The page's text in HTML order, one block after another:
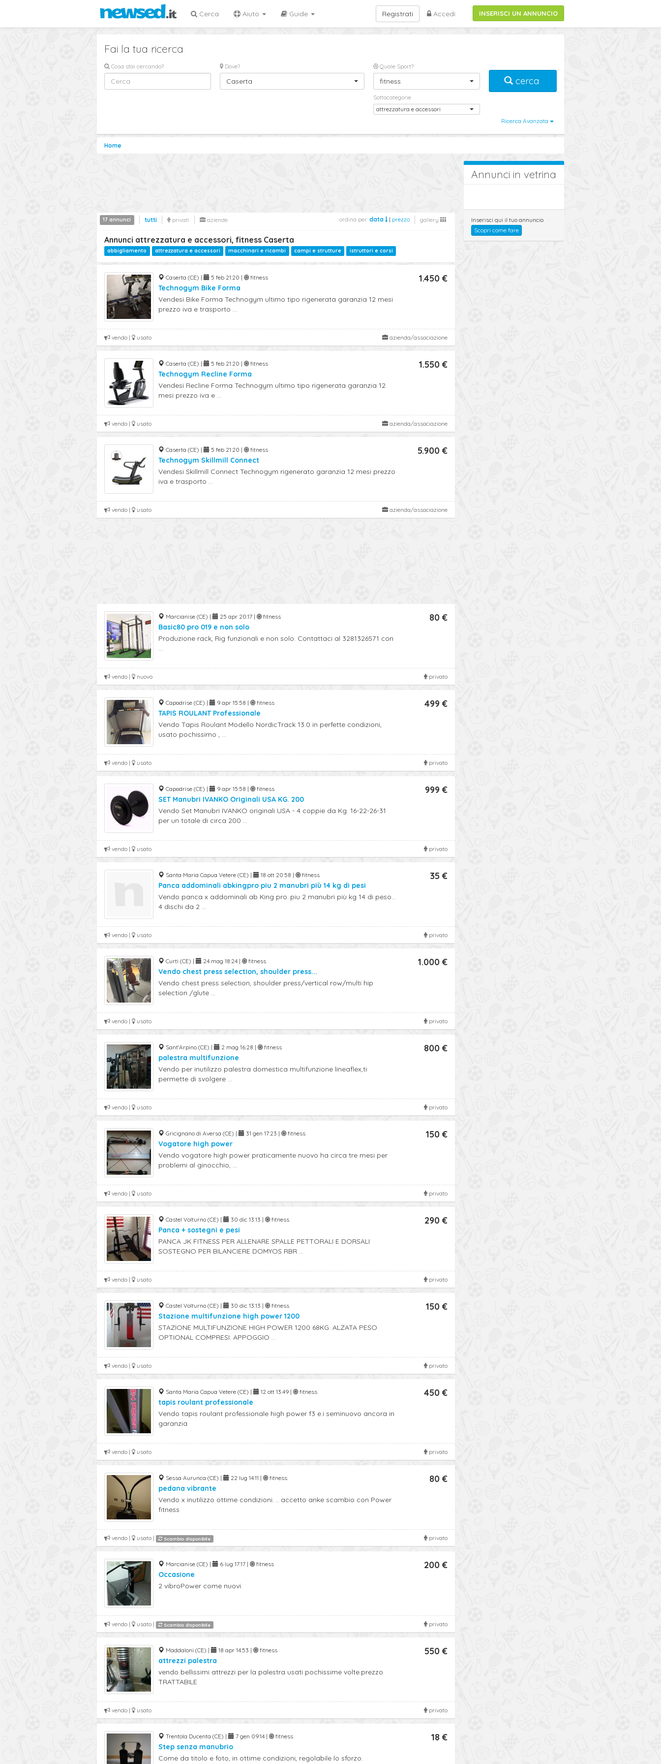
INSERISCI UN ANNUNCIO
Cerca Aiuto Guide Accedi
Registrati
Fai la tua ricerca
Cosa stai cercando? Dove?
Caserta
Quale Sport?
fitness
Sottocategorie
attrezzatura e accessori
cerca
Ricerca Avanzata
Home
tutti privati aziende
17 annunci ordina per: data | prezzo gallery
Annunci attrezzatura e accessori, fitness Caserta
abbigliamento attrezzatura e accessori macchinari e ricambi campi e strutture istruttori e corsi
Caserta (CE) | 5 feb 21:20 | fitness
Technogym Bike Forma
Vendesi Bike Forma Technogym ultimo tipo rigenerata garanzia 12 mesi
prezzo iva e trasporto ...
1.450 €
azienda/associazione
vendo | usato
Caserta (CE) | 5 feb 21:20 | fitness
Technogym Recline Forma
Vendesi Recline Forma Technogym ultimo tipo rigenerata garanzia 12
mesi prezzo iva e ...
1.550 €
azienda/associazione
vendo | usato
Caserta (CE) | 5 feb 21:20 | fitness
Technogym Skillmill Connect
Vendesi Skillmill Connect Technogym rigenerato garanzia 12 mesi prezzo
iva e trasporto ...
5.900 €
azienda/associazione
vendo | usato
Marcianise (CE) | 25 apr 20:17 | fitness
Basic80 pro 019 e non solo
Produzione rack, Rig funzionali e non solo. Contattaci al 3281326571 con
...
80 €
privato
vendo | nuovo
Capodrise (CE) | 9 apr 15:58 | fitness
TAPIS ROULANT Professionale
Vendo Tapis Roulant Modello NordicTrack 13.0 in perfette condizioni,
usato pochissimo , ...
499 €
privato
vendo | usato
Capodrise (CE) | 9 apr 15:58 | fitness
SET Manubri IVANKO Originali USA KG. 200
Vendo Set Manubri IVANKO originali USA - 4 coppie da Kg. 16-22-26-31
per un totale di circa 200 ...
999 €
privato
vendo | usato
Santa Maria Capua Vetere (CE) | 18 ott 20:58 | fitness
Panca addominali abkingpro piu 2 manubri più 14 kg di pesi
Vendo panca x addominali ab King pro..piu 2 manubri più kg 14 di peso...
4 dischi da 2 ...
35 €
privato
vendo | usato
Curti (CE) | 24 mag 18:24 | fitness
Vendo chest press selection, shoulder press...
Vendo chest press selection, shoulder press/vertical row/multi hip
selection /glute ...
1.000 €
privato
vendo | usato
Sant'Arpino (CE) | 2 mag 16:28 | fitness
palestra multifunzione
Vendo per inutilizzo palestra domestica multifunzione lineaflex,ti
permette di svolgere ...
800 €
privato
vendo | usato
Gricignano di Aversa (CE) | 31 gen 17:23 | fitness
Vogatore high power
Vendo vogatore high power praticamente nuovo ha circa tre mesi per
problemi al ginocchio, ...
150 €
privato
vendo | usato
Castel Volturno (CE) | 30 dic 13:13 | fitness
Panca + sostegni e pesi
PANCA JK FITNESS PER ALLENARE SPALLE PETTORALI E DORSALI
SOSTEGNO PER BILANCIERE DOMYOS RBR ...
290 €
privato
vendo | usato
Castel Volturno (CE) | 30 dic 13:13 | fitness
Stazione multifunzione high power 1200
STAZIONE MULTIFUNZIONE HIGH POWER 1200 68KG. ALZATA PESO
OPTIONAL COMPRESI: APPOGGIO ...
150 €
privato
vendo | usato
Santa Maria Capua Vetere (CE) | 12 ott 13:49 | fitness
tapis roulant professionale
Vendo tapis roulant professionale high power f3 e.i seminuovo ancora in
garanzia
450 €
privato
vendo | usato
Sessa Aurunca (CE) | 22 lug 14:11 | fitness
pedana vibrante
Vendo x inutilizzo ottime condizioni. .. accetto anke scambio con Power
fitness
80 €
privato
vendo | usato | Scambio disponibile
Marcianise (CE) | 6 lug 17:17 | fitness
Occasione
2 vibroPower come nuovi.
200 €
privato
vendo | usato | Scambio disponibile
Maddaloni (CE) | 18 apr 14:53 | fitness
attrezzi palestra
vendo bellissimi attrezzi per la palestra usati pochissime volte.prezzo
TRATTABILE
550 €
privato
vendo | usato
Trentola Ducenta (CE) | 7 gen 09:14 | fitness
Step senza manubrio
Come da titolo e foto, in ottime condizioni, regolabile lo sforzo.
18 €
Annunci in vetrina
Inserisci qui il tuo annuncio
Scopri come fare